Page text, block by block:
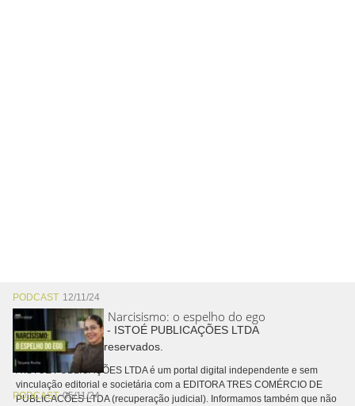
PODCAST 12/11/24
Narcisismo: o espelho do ego
PODCAST05/11/24
Copyright © 2026 - ISTOÉ PUBLICAÇÕES LTDA
Todos os direitos reservados.
A ISTOÉ PUBLICAÇÕES LTDA é um portal digital independente e sem
vinculação editorial e societária com a EDITORA TRES COMÉRCIO DE
PUBLICACÕES LTDA (recuperação judicial). Informamos também que não